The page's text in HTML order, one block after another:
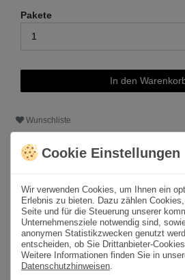
Pakete
In den
Wunschliste
* inkl. ges. MwSt. zzgl.Versandkosten
Produktbeschreibung
Format 60x60 cm
Paketinhalt 1,44m² /4St.
Cookie Einstellungen
Wir verwenden Cookies, um Ihnen ein
Erlebnis zu bieten. Dazu zählen
Seite und für die Steuerung unserer
Unternehmensziele notwendig sind,
anonymen Statistikzwecken genutzt
entscheiden, ob Sie Drittanbieter-
Weitere Informationen finden Sie in
Datenschutzhinweisen